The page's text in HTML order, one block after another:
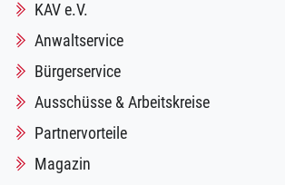
KAV e.V.
Anwaltservice
Bürgerservice
Ausschüsse & Arbeitskreise
Partnervorteile
Magazin